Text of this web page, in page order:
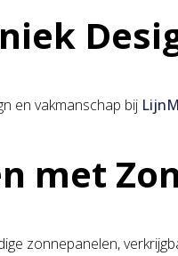
en vakmanschap bij LijnM
met
zonnepanelen,